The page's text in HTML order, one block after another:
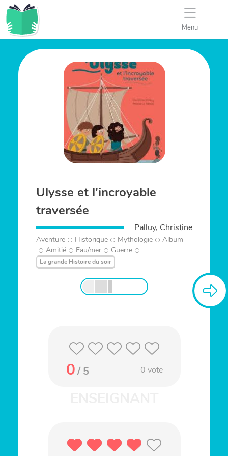
Menu
Ulysse et l'incroyable
traversée
Palluy, Christine
Aventure Historique Mythologie
Album
Amitié
Eau/mer Guerre
La grande Histoire du soir
0/ 5 0 vote